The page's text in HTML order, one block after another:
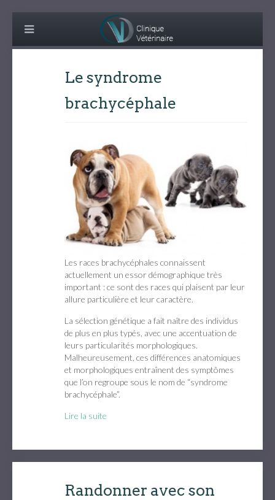
Le syndrome
brachycéphale
Les races brachycéphales connaissent
actuellement un essor démographique très
important : ce sont des races qui plaisent par leur
allure particulière et leur caractère.
La sélection génétique a fait naître des individus
de plus en plus typés, avec une accentuation de
leurs particularités morphologiques.
Malheureusement, ces différences anatomiques
et morphologiques entraînent des symptômes
que l’on regroupe sous le nom de “syndrome
brachycéphale”.
Lire la suite
Randonner avec son